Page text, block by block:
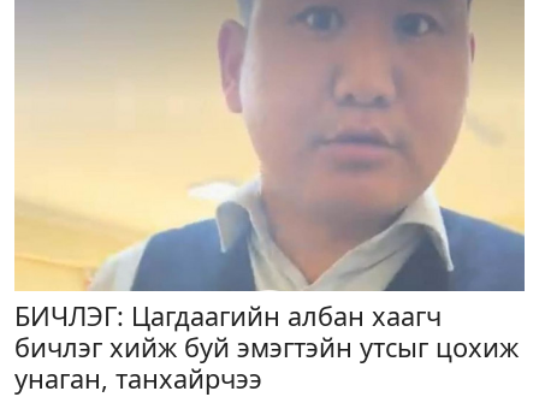
БИЧЛЭГ: Цагдаагийн албан хаагч
бичлэг хийж буй эмэгтэйн утсыг цохиж
унаган, танхайрчээ